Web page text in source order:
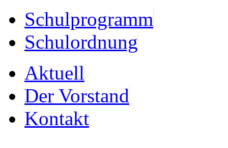
Schulprogramm
Schulordnung
Aktuell
Der Vorstand
Kontakt